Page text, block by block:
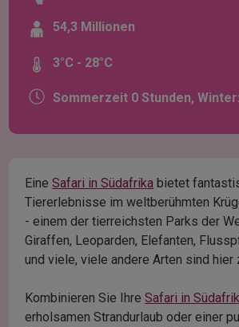
54,3 Millionen
3°C - 28°C
Sommerzeit 0 Stunden,
EineSafari in Südafrika bietet
Tiererlebnisse im weltberühmten
- einem der tierreichsten Parks der
Giraffen, Leoparden, Elefanten,
und viele, viele andere Arten sind hier
Kombinieren Sie IhreSafari in
erholsamen Strandurlaub oder einer